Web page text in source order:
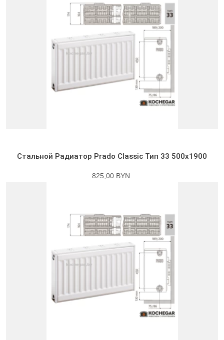
Стальной Радиатор Prado Classic Тип 33 500x1900
825,00 BYN